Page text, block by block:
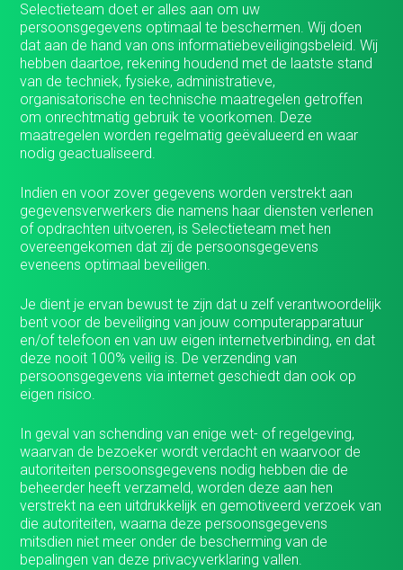
Selectieteam doet er alles aan om uw
persoonsgegevens optimaal te beschermen. Wij doen
dat aan de hand van ons informatiebeveiligingsbeleid. Wij
hebben daartoe, rekening houdend met de laatste stand
van de techniek, fysieke, administratieve,
organisatorische en technische maatregelen getroffen
om onrechtmatig gebruik te voorkomen. Deze
maatregelen worden regelmatig geëvalueerd en waar
nodig geactualiseerd.
Indien en voor zover gegevens worden verstrekt aan
gegevensverwerkers die namens haar diensten verlenen
of opdrachten uitvoeren, is Selectieteam met hen
overeengekomen dat zij de persoonsgegevens
eveneens optimaal beveiligen.
Je dient je ervan bewust te zijn dat u zelf verantwoordelijk
bent voor de beveiliging van jouw computerapparatuur
en/of telefoon en van uw eigen internetverbinding, en dat
deze nooit 100% veilig is. De verzending van
persoonsgegevens via internet geschiedt dan ook op
eigen risico.
In geval van schending van enige wet- of regelgeving,
waarvan de bezoeker wordt verdacht en waarvoor de
autoriteiten persoonsgegevens nodig hebben die de
beheerder heeft verzameld, worden deze aan hen
verstrekt na een uitdrukkelijk en gemotiveerd verzoek van
die autoriteiten, waarna deze persoonsgegevens
mitsdien niet meer onder de bescherming van de
bepalingen van deze privacyverklaring vallen.